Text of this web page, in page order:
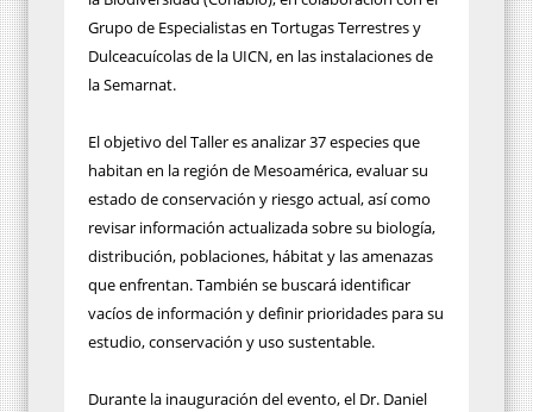
Grupo de Especialistas en Tortugas Terrestres y
Dulceacuícolas de la UICN, en las instalaciones de
la Semarnat.
El objetivo del Taller es analizar 37 especies que
habitan en la región de Mesoamérica, evaluar su
estado de conservación y riesgo actual, así como
revisar información actualizada sobre su biología,
distribución, poblaciones, hábitat y las amenazas
que enfrentan. También se buscará identificar
vacíos de información y definir prioridades para su
estudio, conservación y uso sustentable.
Durante la inauguración del evento, el Dr. Daniel